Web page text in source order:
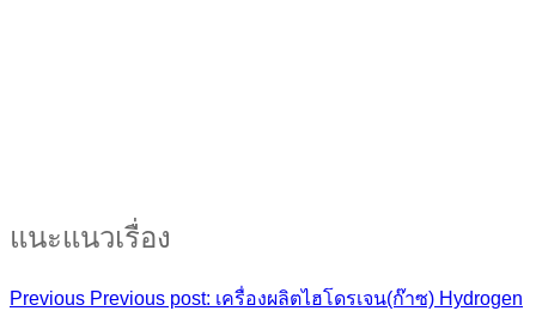
แนะแนวเรื่อง
Previous Previous post: เครื่องผลิตไฮโดรเจน(ก๊าซ) Hydrogen